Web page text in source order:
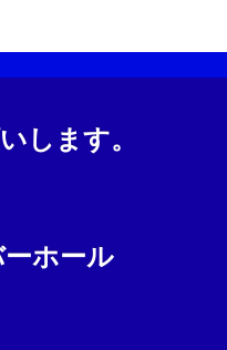
します。
ホール